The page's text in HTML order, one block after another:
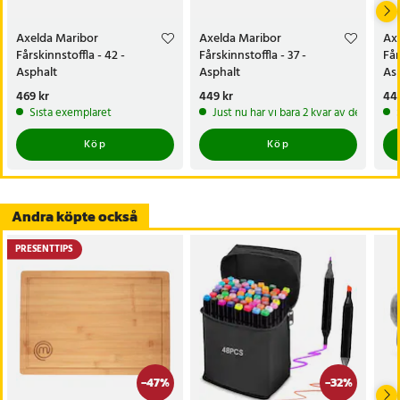
- Färg: Asphalt
Artikelnummer:124539
Axelda Maribor
Fårskinnstoffla - 42 -
Asphalt
Pris:469 kr
469 kr
Sista exemplaret
Köp
Axelda Maribor
Fårskinnstoffla - 37 -
Asphalt
Pris:449 kr
449 kr
Just nu har vi bara 2 kvar av denna
Köp
Andra köpte också
-47%
PRESENTTIPS
-32%